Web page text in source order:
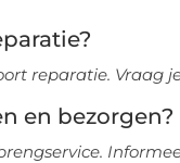
reparatie. Vraag
en bezorgen?